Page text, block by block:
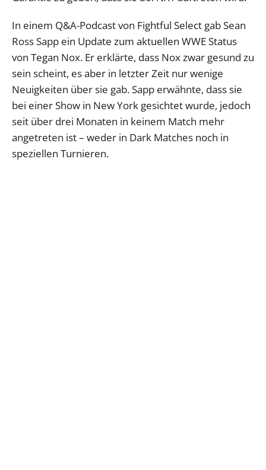
In einem Q&A-Podcast von Fightful Select gab Sean
Ross Sapp ein Update zum aktuellen WWE Status
von Tegan Nox. Er erklärte, dass Nox zwar gesund zu
sein scheint, es aber in letzter Zeit nur wenige
Neuigkeiten über sie gab. Sapp erwähnte, dass sie
bei einer Show in New York gesichtet wurde, jedoch
seit über drei Monaten in keinem Match mehr
angetreten ist – weder in Dark Matches noch in
speziellen Turnieren.